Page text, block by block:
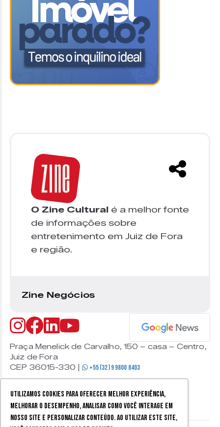
Utilizamos cookies para oferecer melhor experiência,
melhorar o desempenho, analisar como você interage em
nosso site e personalizar conteúdo. Ao utilizar este site,
O Zine Cultural é a melhor fonte
de informações sobre
entretenimento em Juiz de Fora
e região.
Zine Negócios
Praça Menelick de Carvalho, 150 – casa – Centro,
Juiz de Fora
CEP 36015-330 |
+55 (32) 9 9800 8403